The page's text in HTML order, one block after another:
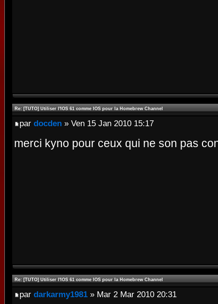
Re: [TUTO] Utiliser l'IOS 61 comme IOS pour la Homebrew Channel
par docden » Ven 15 Jan 2010 15:17
merci kyno pour ceux qui ne son pas
Re: [TUTO] Utiliser l'IOS 61 comme IOS pour la Homebrew Channel
par darkarmy1981 » Mar 2 Mar 2010 20:31